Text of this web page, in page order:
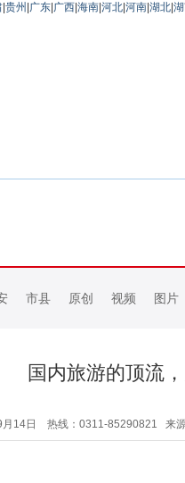
贵州 广东 广西 海南 河北 河南 湖北
市县 原创 视频 图片
国内旅游的顶流
月14日 热线：0311-85290821 来